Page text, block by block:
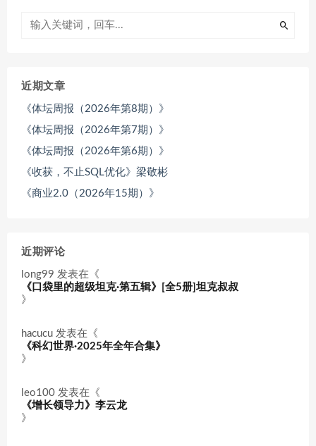
近期文章
《体坛周报（2026年第8期）》
《体坛周报（2026年第7期）》
《体坛周报（2026年第6期）》
《收获，不止SQL优化》梁敬彬
《商业2.0（2026年15期）》
近期评论
long99 发表在《
《口袋里的超级坦克·第五辑》[全5册]坦克叔叔
》
hacucu 发表在《
《科幻世界·2025年全年合集》
》
leo100 发表在《
《增长领导力》李云龙
》